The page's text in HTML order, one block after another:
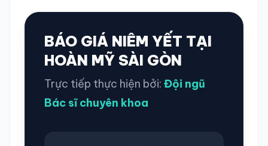
BÁO GIÁ NIÊM YẾT TẠI
HOÀN MỸ SÀI GÒN
Trực tiếp thực hiện bởi: Đội ngũ
Bác sĩ chuyên khoa